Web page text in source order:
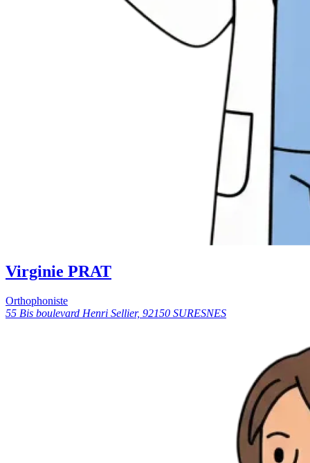
Virginie PRAT
Orthophoniste
55 Bis boulevard Henri Sellier, 92150 SURESNES